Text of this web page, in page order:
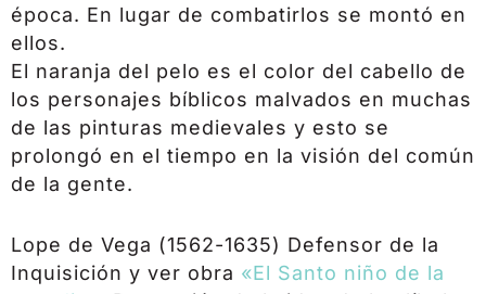
época. En lugar de combatirlos se montó en
ellos.
El naranja del pelo es el color del cabello de
los personajes bíblicos malvados en muchas
de las pinturas medievales y esto se
prolongó en el tiempo en la visión del común
de la gente.
Lope de Vega (1562-1635) Defensor de la
Inquisición y ver obra «El Santo niño de la